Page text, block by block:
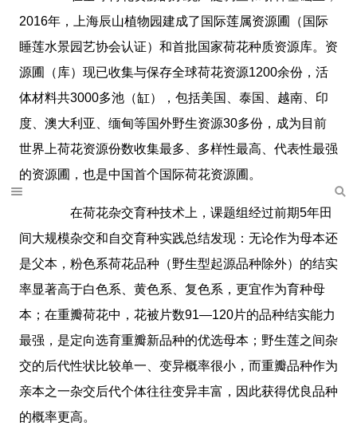
2016年，上海辰山植物园建成了国际莲属资源圃（国际
睡莲水景园艺协会认证）和首批国家荷花种质资源库。资
源圃（库）现已收集与保存全球荷花资源1200余份，活
体材料共3000多池（缸），包括美国、泰国、越南、印
度、澳大利亚、缅甸等国外野生资源30多份，成为目前
世界上荷花资源份数收集最多、多样性最高、代表性最强
的资源圃，也是中国首个国际荷花资源圃。
在荷花杂交育种技术上，课题组经过前期5年田
间大规模杂交和自交育种实践总结发现：无论作为母本还
是父本，粉色系荷花品种（野生型起源品种除外）的结实
率显著高于白色系、黄色系、复色系，更宜作为育种母
本；在重瓣荷花中，花被片数91—120片的品种结实能力
最强，是定向选育重瓣新品种的优选母本；野生莲之间杂
交的后代性状比较单一、变异概率很小，而重瓣品种作为
亲本之一杂交后代个体往往变异丰富，因此获得优良品种
的概率更高。